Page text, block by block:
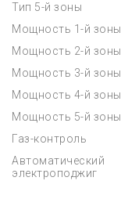
Тип 5-й зоны
Мощность 1-й зоны
Мощность 2-й зоны
Мощность 3-й зоны
Мощность 4-й зоны
Мощность 5-й зоны
Газ-контроль
Автоматический
электроподжиг